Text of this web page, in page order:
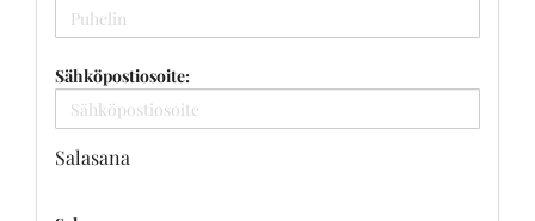
Sähköpostiosoite:
Salasana